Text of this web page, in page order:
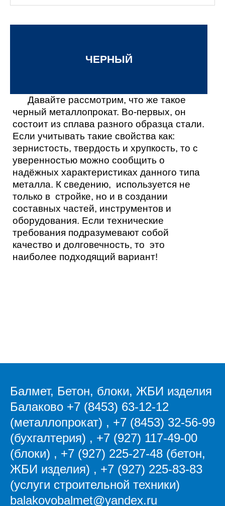
ЧЕРНЫЙ
Давайте рассмотрим, что же такое
черный металлопрокат. Во-первых, он
состоит из сплава разного образца стали.
Если учитывать такие свойства как:
зернистость, твердость и хрупкость, то с
уверенностью можно сообщить о
надёжных характеристиках данного типа
металла. К сведению, используется не
только в стройке, но и в создании
составных частей, инструментов и
оборудования. Если технические
требования подразумевают собой
качество и долговечность, то это
наиболее подходящий вариант!
Балмет, Бетон, блоки, ЖБИ изделия
Балаково +7 (8453) 63-12-12
(металлопрокат) , +7 (8453) 32-56-99
(бухгалтерия) , +7 (927) 117-49-00
(блоки) , +7 (927) 225-27-48 (бетон,
ЖБИ изделия) , +7 (927) 225-83-83
(услуги строительной техники)
balakovobalmet@yandex.ru